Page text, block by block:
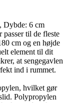
Dybde: 6 cm
passer til de fleste
cm og en højde
element til dit
at sengegavlen
ind i rummet.
hvilket gør
Polypropylen